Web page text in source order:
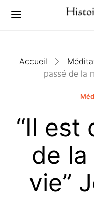
Accueil
passé de la
“Il est
de
vie”